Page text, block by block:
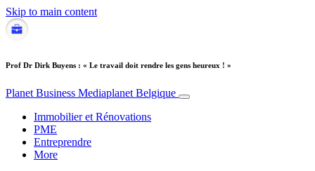
Skip to main content
Prof Dr Dirk Buyens : « Le travail doit rendre les gens heureux ! »
Planet Business Mediaplanet Belgique
Immobilier et Rénovations
PME
Entreprendre
More